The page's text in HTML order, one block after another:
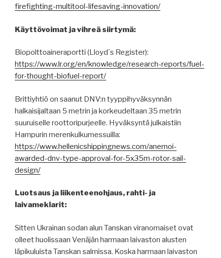
firefighting-multitool-lifesaving-innovation/
Käyttövoimat ja vihreä siirtymä:
Biopolttoaineraportti (Lloyd´s Register):
https://www.lr.org/en/knowledge/research-reports/fuel-
for-thought-biofuel-report/
Brittiyhtiö on saanut DNV:n tyyppihyväksynnän
halkaisijaltaan 5 metrin ja korkeudeltaan 35 metrin
suuruiselle roottoripurjeelle. Hyväksyntä julkaistiin
Hampurin merenkulkumessuilla:
https://www.hellenicshippingnews.com/anemoi-
awarded-dnv-type-approval-for-5x35m-rotor-sail-
design/
Luotsaus ja liikenteenohjaus, rahti- ja
laivameklarit:
Sitten Ukrainan sodan alun Tanskan viranomaiset ovat
olleet huolissaan Venäjän harmaan laivaston alusten
läpikuluista Tanskan salmissa. Koska harmaan laivaston